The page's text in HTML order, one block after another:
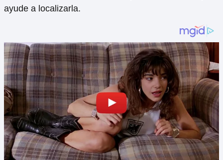
ayude a localizarla.